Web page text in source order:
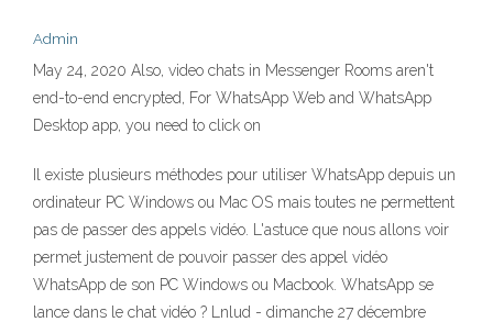
Admin
May 24, 2020 Also, video chats in Messenger Rooms aren't
end-to-end encrypted, For WhatsApp Web and WhatsApp
Desktop app, you need to click on
Il existe plusieurs méthodes pour utiliser WhatsApp depuis un
ordinateur PC Windows ou Mac OS mais toutes ne permettent
pas de passer des appels vidéo. L'astuce que nous allons voir
permet justement de pouvoir passer des appel vidéo
WhatsApp de son PC Windows ou Macbook. WhatsApp se
lance dans le chat vidéo ? Lnlud - dimanche 27 décembre